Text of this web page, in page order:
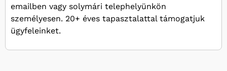
emailben vagy solymári telephelyünkön
személyesen. 20+ éves tapasztalattal támogatjuk
ügyfeleinket.